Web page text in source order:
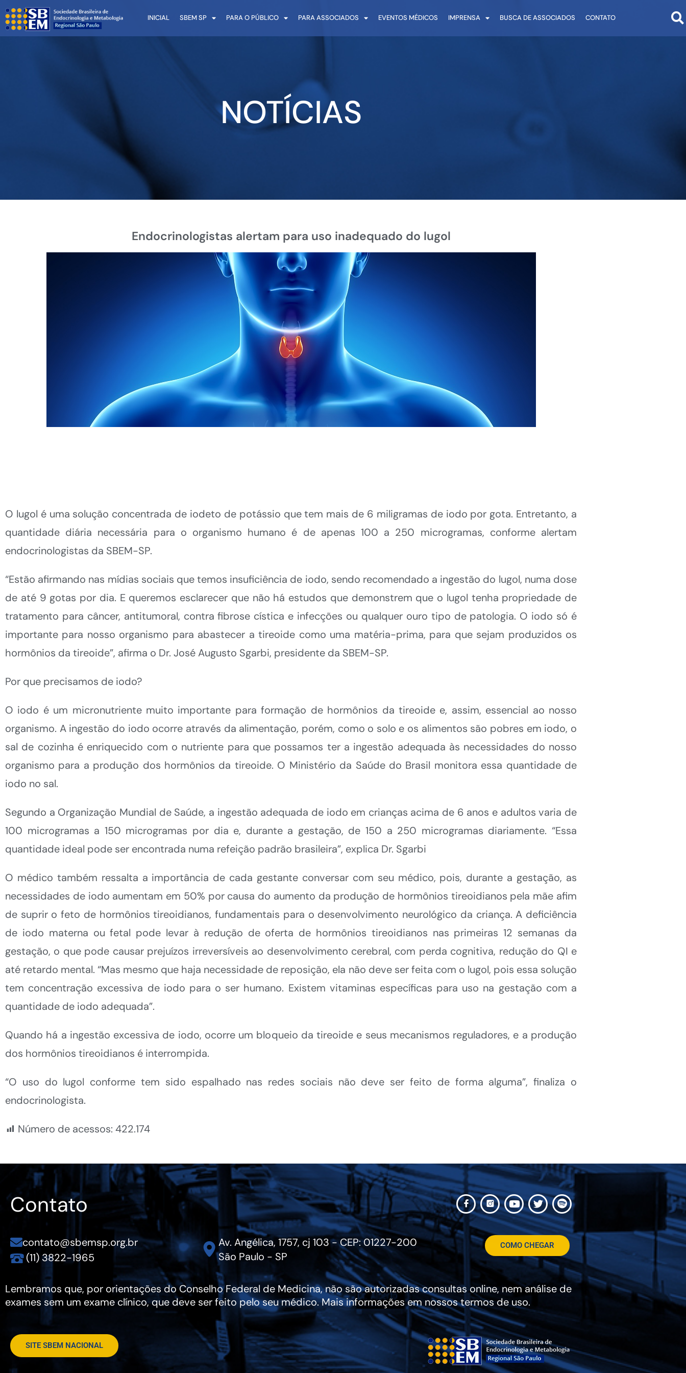
INICIAL SBEM SP PARA O PÚBLICO PARA ASSOCIADOS EVENTOS MÉDICOS IMPRENSA BUSCA DE ASSOCIADOS CONTATO
NOTÍCIAS
Endocrinologistas alertam para uso inadequado do lugol
O lugol é uma solução concentrada de iodeto de potássio que tem mais de 6 miligramas de iodo por gota. Entretanto, a
quantidade diária necessária para o organismo humano é de apenas 100 a 250 microgramas, conforme alertam
endocrinologistas da SBEM-SP.
“Estão afirmando nas mídias sociais que temos insuficiência de iodo, sendo recomendado a ingestão do lugol, numa dose
de até 9 gotas por dia. E queremos esclarecer que não há estudos que demonstrem que o lugol tenha propriedade de
tratamento para câncer, antitumoral, contra fibrose cística e infecções ou qualquer ouro tipo de patologia. O iodo só é
importante para nosso organismo para abastecer a tireoide como uma matéria-prima, para que sejam produzidos os
hormônios da tireoide”, afirma o Dr. José Augusto Sgarbi, presidente da SBEM-SP.
Por que precisamos de iodo?
O iodo é um micronutriente muito importante para formação de hormônios da tireoide e, assim, essencial ao nosso
organismo. A ingestão do iodo ocorre através da alimentação, porém, como o solo e os alimentos são pobres em iodo, o
sal de cozinha é enriquecido com o nutriente para que possamos ter a ingestão adequada às necessidades do nosso
organismo para a produção dos hormônios da tireoide. O Ministério da Saúde do Brasil monitora essa quantidade de
iodo no sal.
Segundo a Organização Mundial de Saúde, a ingestão adequada de iodo em crianças acima de 6 anos e adultos varia de
100 microgramas a 150 microgramas por dia e, durante a gestação, de 150 a 250 microgramas diariamente. “Essa
quantidade ideal pode ser encontrada numa refeição padrão brasileira”, explica Dr. Sgarbi
O médico também ressalta a importância de cada gestante conversar com seu médico, pois, durante a gestação, as
necessidades de iodo aumentam em 50% por causa do aumento da produção de hormônios tireoidianos pela mãe afim
de suprir o feto de hormônios tireoidianos, fundamentais para o desenvolvimento neurológico da criança. A deficiência
de iodo materna ou fetal pode levar à redução de oferta de hormônios tireoidianos nas primeiras 12 semanas da
gestação, o que pode causar prejuízos irreversíveis ao desenvolvimento cerebral, com perda cognitiva, redução do QI e
até retardo mental. “Mas mesmo que haja necessidade de reposição, ela não deve ser feita com o lugol, pois essa solução
tem concentração excessiva de iodo para o ser humano. Existem vitaminas específicas para uso na gestação com a
quantidade de iodo adequada”.
Quando há a ingestão excessiva de iodo, ocorre um bloqueio da tireoide e seus mecanismos reguladores, e a produção
dos hormônios tireoidianos é interrompida.
“O uso do lugol conforme tem sido espalhado nas redes sociais não deve ser feito de forma alguma”, finaliza o
endocrinologista.
Número de acessos: 422.174
Contato
contato@sbemsp.org.br
(11) 3822-1965
Av. Angélica, 1757, cj 103 - CEP: 01227-200
São Paulo - SP
COMO CHEGAR
Lembramos que, por orientações do Conselho Federal de Medicina, não são autorizadas consultas online, nem análise de
exames sem um exame clínico, que deve ser feito pelo seu médico. Mais informações em nossos termos de uso.
SITE SBEM NACIONAL